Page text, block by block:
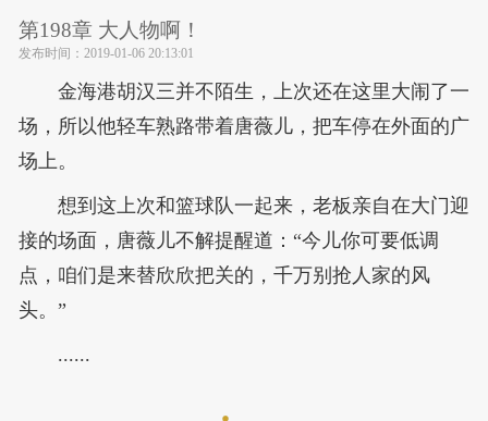
第198章 大人物啊！
发布时间： 2019-01-06 20:13:01
金海港胡汉三并不陌生，上次还在这里大闹了一
场，所以他轻车熟路带着唐薇儿，把车停在外面的广
场上。
想到这上次和篮球队一起来，老板亲自在大门迎
接的场面，唐薇儿不解提醒道：“今儿你可要低调
点，咱们是来替欣欣把关的，千万别抢人家的风
头。”
......